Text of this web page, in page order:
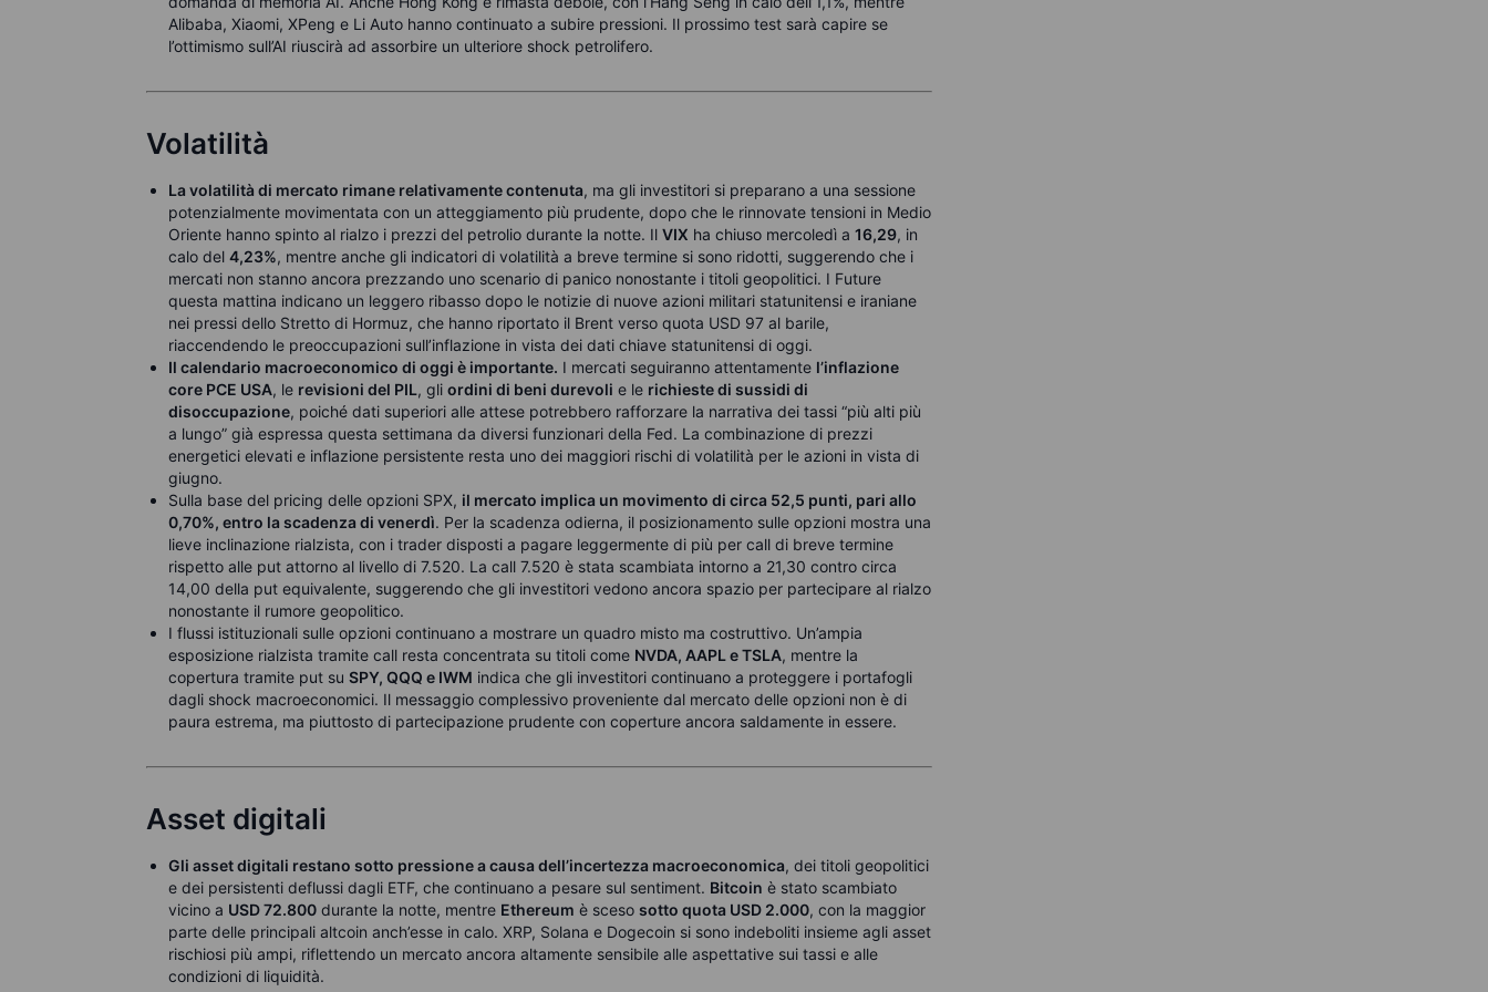
Alibaba, Xiaomi, XPeng e Li Auto hanno continuato a subire pressioni. Il prossimo test sarà capire se
l’ottimismo sull’AI riuscirà ad assorbire un ulteriore shock petrolifero.
Volatilità
La volatilità di mercato rimane relativamente contenuta, ma gli investitori si preparano a una sessione
potenzialmente movimentata con un atteggiamento più prudente, dopo che le rinnovate tensioni in Medio
Oriente hanno spinto al rialzo i prezzi del petrolio durante la notte. Il VIX ha chiuso mercoledì a 16,29, in
calo del 4,23%, mentre anche gli indicatori di volatilità a breve termine si sono ridotti, suggerendo che i
mercati non stanno ancora prezzando uno scenario di panico nonostante i titoli geopolitici. I Future
questa mattina indicano un leggero ribasso dopo le notizie di nuove azioni militari statunitensi e iraniane
nei pressi dello Stretto di Hormuz, che hanno riportato il Brent verso quota USD 97 al barile,
riaccendendo le preoccupazioni sull’inflazione in vista dei dati chiave statunitensi di oggi.
Il calendario macroeconomico di oggi è importante. I mercati seguiranno attentamente l’inflazione
core PCE USA, le revisioni del PIL, gli ordini di beni durevoli e le richieste di sussidi di
disoccupazione, poiché dati superiori alle attese potrebbero rafforzare la narrativa dei tassi “più alti più
a lungo” già espressa questa settimana da diversi funzionari della Fed. La combinazione di prezzi
energetici elevati e inflazione persistente resta uno dei maggiori rischi di volatilità per le azioni in vista di
giugno.
Sulla base del pricing delle opzioni SPX, il mercato implica un movimento di circa 52,5 punti, pari allo
0,70%, entro la scadenza di venerdì. Per la scadenza odierna, il posizionamento sulle opzioni mostra una
lieve inclinazione rialzista, con i trader disposti a pagare leggermente di più per call di breve termine
rispetto alle put attorno al livello di 7.520. La call 7.520 è stata scambiata intorno a 21,30 contro circa
14,00 della put equivalente, suggerendo che gli investitori vedono ancora spazio per partecipare al rialzo
nonostante il rumore geopolitico.
I flussi istituzionali sulle opzioni continuano a mostrare un quadro misto ma costruttivo. Un’ampia
esposizione rialzista tramite call resta concentrata su titoli come NVDA, AAPL e TSLA, mentre la
copertura tramite put su SPY, QQQ e IWM indica che gli investitori continuano a proteggere i portafogli
dagli shock macroeconomici. Il messaggio complessivo proveniente dal mercato delle opzioni non è di
paura estrema, ma piuttosto di partecipazione prudente con coperture ancora saldamente in essere.
Asset digitali
Gli asset digitali restano sotto pressione a causa dell’incertezza macroeconomica, dei titoli geopolitici
e dei persistenti deflussi dagli ETF, che continuano a pesare sul sentiment. Bitcoin è stato scambiato
vicino a USD 72.800 durante la notte, mentre Ethereum è sceso sotto quota USD 2.000, con la maggior
parte delle principali altcoin anch’esse in calo. XRP, Solana e Dogecoin si sono indeboliti insieme agli asset
rischiosi più ampi, riflettendo un mercato ancora altamente sensibile alle aspettative sui tassi e alle
condizioni di liquidità.